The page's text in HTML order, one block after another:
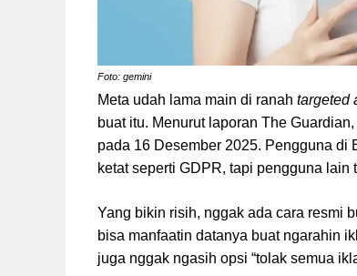
Foto: gemini
Meta udah lama main di ranah targeted
buat itu. Menurut laporan The
pada 16 Desember 2025. Pengguna di
ketat seperti GDPR, tapi pengguna lain
Yang bikin risih, nggak ada cara resmi
bisa manfaatin datanya buat ngarahin
juga nggak ngasih opsi “tolak semua